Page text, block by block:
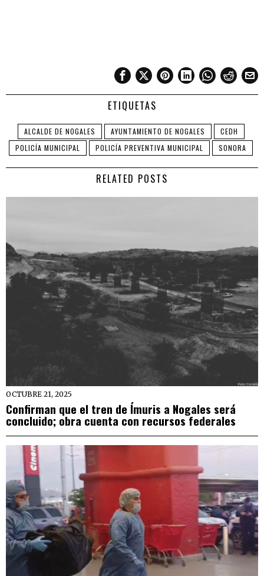
ETIQUETAS
ALCALDE DE NOGALES AYUNTAMIENTO DE NOGALES
CEDH
POLICÍA MUNICIPAL
POLICÍA PREVENTIVA MUNICIPAL SONORA
RELATED POSTS
OCTUBRE 21, 2025
Confirman que el tren de Ímuris a Nogales será
concluido; obra cuenta con recursos federales